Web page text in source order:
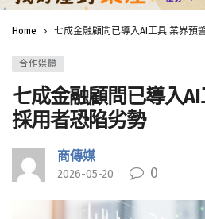
Home 七成金融顧問已導入AI工具 業界預
合作媒體
七成金融顧問已導入
採用者恐陷劣勢
商傳媒
2026-05-20 0